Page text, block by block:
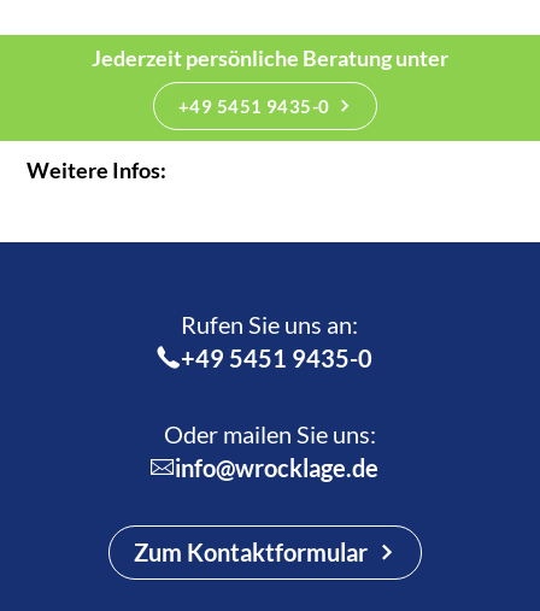
Jederzeit persönliche Beratung unter
+49 5451 9435-0
Weitere Infos:
Rufen Sie uns an:­
+49 5451 9435-0
Oder mailen Sie uns:
info@wrocklage.de
Zum Kontaktformular